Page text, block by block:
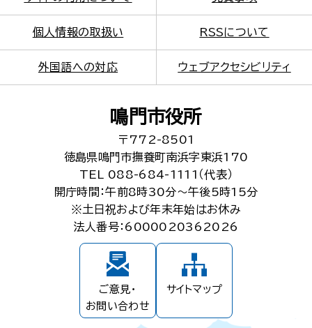
個人情報の取扱い RSSについて
外国語への対応 ウェブアクセシビリティ
鳴門市役所
〒772-8501
徳島県鳴門市撫養町南浜字東浜170
TEL 088-684-1111（代表）
開庁時間：午前8時30分～午後5時15分
※土日祝および年末年始はお休み
法人番号：6000020362026
ご意見・
お問い合わせ
サイトマップ